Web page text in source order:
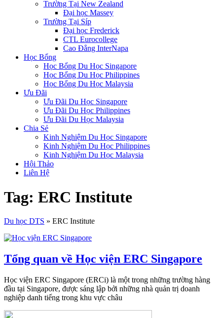
Trường Tại New Zealand
Đại học Massey
Trường Tại Síp
Đại học Frederick
CTL Eurocollege
Cao Đẳng InterNapa
Học Bổng
Học Bổng Du Học Singapore
Học Bổng Du Học Philippines
Học Bổng Du Học Malaysia
Ưu Đãi
Ưu Đãi Du Học Singapore
Ưu Đãi Du Học Philippines
Ưu Đãi Du Học Malaysia
Chia Sẻ
Kinh Nghiệm Du Học Singapore
Kinh Nghiệm Du Học Philippines
Kinh Nghiệm Du Học Malaysia
Hội Thảo
Liên Hệ
Tag: ERC Institute
Du học DTS » ERC Institute
Tổng quan về Học viện ERC Singapore
Học viện ERC Singapore (ERCi) là một trong những trường hàng
đầu tại Singapore, được sáng lập bởi những nhà quản trị doanh
nghiệp danh tiếng trong khu vực châu